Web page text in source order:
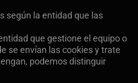
según la entidad que las
que gestione el equipo o
se envían las cookies y trate
podemos distinguir